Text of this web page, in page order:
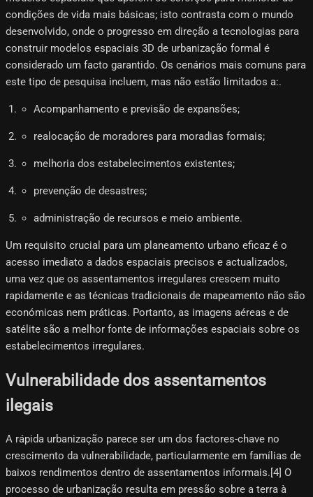
condições de vida mais básicas; isto contrasta com o mundo
desenvolvido, onde o progresso em direção a tecnologias para
construir modelos espaciais 3D de urbanização formal é
considerado um facto garantido. Os cenários mais comuns para
este tipo de pesquisa incluem, mas não estão limitados a:.
Acompanhamento e previsão de expansões;
realocação de moradores para moradias formais;
melhoria dos estabelecimentos existentes;
prevenção de desastres;
administração de recursos e meio ambiente.
Um requisito crucial para um planeamento urbano eficaz é o
acesso imediato a dados espaciais precisos e actualizados,
uma vez que os assentamentos irregulares crescem muito
rapidamente e as técnicas tradicionais de mapeamento não são
económicas nem práticas. Portanto, as imagens aéreas e de
satélite são a melhor fonte de informações espaciais sobre os
estabelecimentos irregulares.
Vulnerabilidade dos assentamentos
ilegais
A rápida urbanização parece ser um dos factores-chave no
crescimento da vulnerabilidade, particularmente em famílias de
baixos rendimentos dentro de assentamentos informais.[4]​ O
processo de urbanização resulta em pressão sobre a terra à